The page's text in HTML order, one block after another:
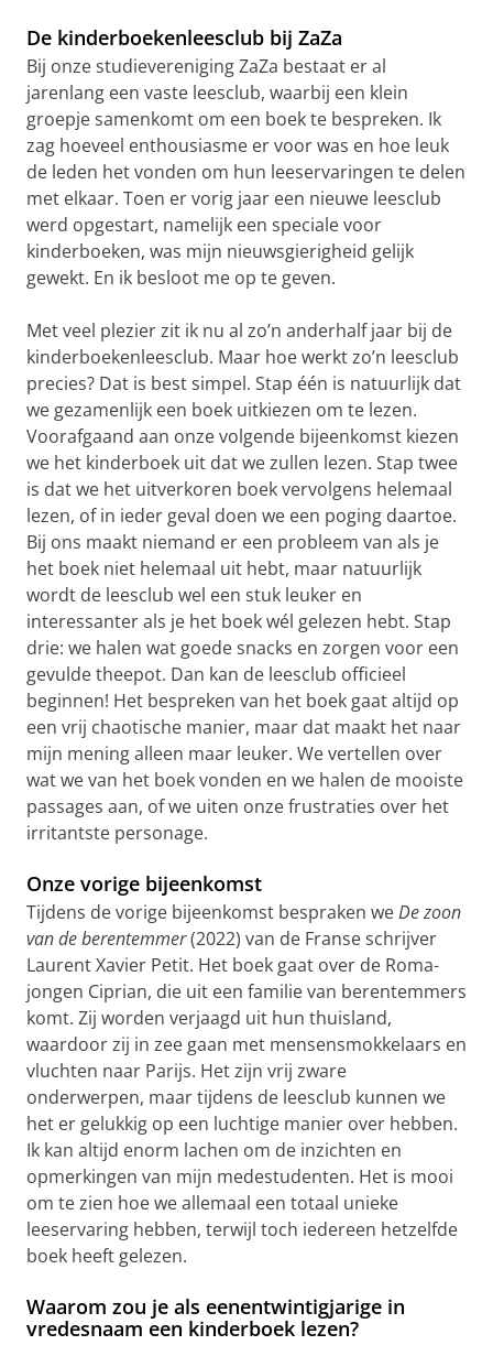
De kinderboekenleesclub bij ZaZa
Bij onze studievereniging ZaZa bestaat er al
jarenlang een vaste leesclub, waarbij een klein
groepje samenkomt om een boek te bespreken. Ik
zag hoeveel enthousiasme er voor was en hoe leuk
de leden het vonden om hun leeservaringen te delen
met elkaar. Toen er vorig jaar een nieuwe leesclub
werd opgestart, namelijk een speciale voor
kinderboeken, was mijn nieuwsgierigheid gelijk
gewekt. En ik besloot me op te geven.
Met veel plezier zit ik nu al zo’n anderhalf jaar bij de
kinderboekenleesclub. Maar hoe werkt zo’n leesclub
precies? Dat is best simpel. Stap één is natuurlijk dat
we gezamenlijk een boek uitkiezen om te lezen.
Voorafgaand aan onze volgende bijeenkomst kiezen
we het kinderboek uit dat we zullen lezen. Stap twee
is dat we het uitverkoren boek vervolgens helemaal
lezen, of in ieder geval doen we een poging daartoe.
Bij ons maakt niemand er een probleem van als je
het boek niet helemaal uit hebt, maar natuurlijk
wordt de leesclub wel een stuk leuker en
interessanter als je het boek wél gelezen hebt. Stap
drie: we halen wat goede snacks en zorgen voor een
gevulde theepot. Dan kan de leesclub officieel
beginnen! Het bespreken van het boek gaat altijd op
een vrij chaotische manier, maar dat maakt het naar
mijn mening alleen maar leuker. We vertellen over
wat we van het boek vonden en we halen de mooiste
passages aan, of we uiten onze frustraties over het
irritantste personage.
Onze vorige bijeenkomst
Tijdens de vorige bijeenkomst bespraken weDe zoon
van de berentemmer(2022) van de Franse schrijver
Laurent Xavier Petit. Het boek gaat over de Roma-
jongen Ciprian, die uit een familie van berentemmers
komt. Zij worden verjaagd uit hun thuisland,
waardoor zij in zee gaan met mensensmokkelaars en
vluchten naar Parijs. Het zijn vrij zware
onderwerpen, maar tijdens de leesclub kunnen we
het er gelukkig op een luchtige manier over hebben.
Ik kan altijd enorm lachen om de inzichten en
opmerkingen van mijn medestudenten. Het is mooi
om te zien hoe we allemaal een totaal unieke
leeservaring hebben, terwijl toch iedereen hetzelfde
boek heeft gelezen.
Waarom zou je als eenentwintigjarige in
vredesnaam een kinderboek lezen?